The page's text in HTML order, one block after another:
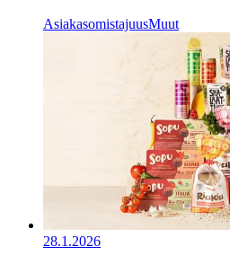
AsiakasomistajuusMuut
28.1.2026